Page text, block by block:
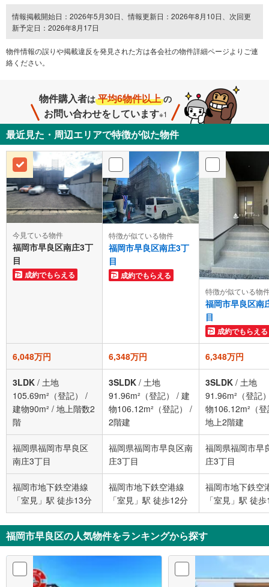
情報掲載開始日：2026年5月30日、情報更新日：2026年8月10日、次回更
新予定日：2026年8月17日
物件情報の誤りや掲載違反を発⾒された方は各会社の物件詳細ページよりご連
絡ください。
物件購入者は 平均6物件以上 の
お問い合わせをしています※1
最近見た・周辺エリアで特徴が似た物件
今見ている物件
福岡市早良区南庄3丁
目
成約でもらえる
特徴が似ている物件
福岡市早良区南庄3丁
目
成約でもらえる
特徴が似ている物
福岡市早良区南
目
成約でもらえる
6,048万円 6,348万円 6,348万円
3LDK / 土地
105.69m²（登記）
/
建物90m² / 地上階数2
階
3SLDK / 土地
91.96m²（登記）
/ 建
物106.12m²（登記）
/
2階建
3SLDK / 土地
91.96m²（登記
物106.12m²（
地上2階建
福岡県福岡市早良区
南庄3丁目
福岡県福岡市早良区南
庄3丁目
福岡県福岡市早
庄3丁目
福岡市地下鉄空港線
「室見」駅 徒歩13分
福岡市地下鉄空港線
「室見」駅 徒歩12分
福岡市地下鉄空
「室見」駅 徒
福岡市早良区の人気物件をランキングから探す